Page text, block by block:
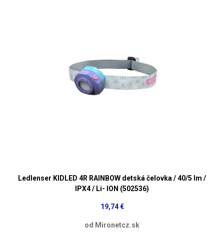
Ledlenser KIDLED 4R RAINBOW detská čelovka / 40/5 lm /
IPX4 / Li- ION (502536)
19,74 €
od Mironetcz.sk